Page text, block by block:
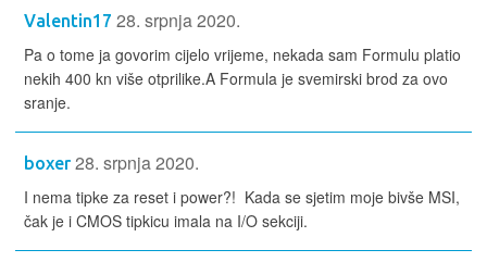
Valentin17 28. srpnja 2020.
Pa o tome ja govorim cijelo vrijeme, nekada sam Formulu platio
nekih 400 kn više otprilike.A Formula je svemirski brod za ovo
sranje.
boxer 28. srpnja 2020.
I nema tipke za reset i power?! Kada se sjetim moje bivše MSI,
čak je i CMOS tipkicu imala na I/O sekciji.